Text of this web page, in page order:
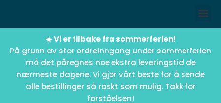
☀️ Vi er tilbake fra sommerferien!
På grunn av stor ordreinngang under sommerferien
må det påregnes noe ekstra leveringstid de
nærmeste dagene. Vi gjør vårt beste for å sende
alle bestillinger så raskt som mulig. Takk for
forståelsen!